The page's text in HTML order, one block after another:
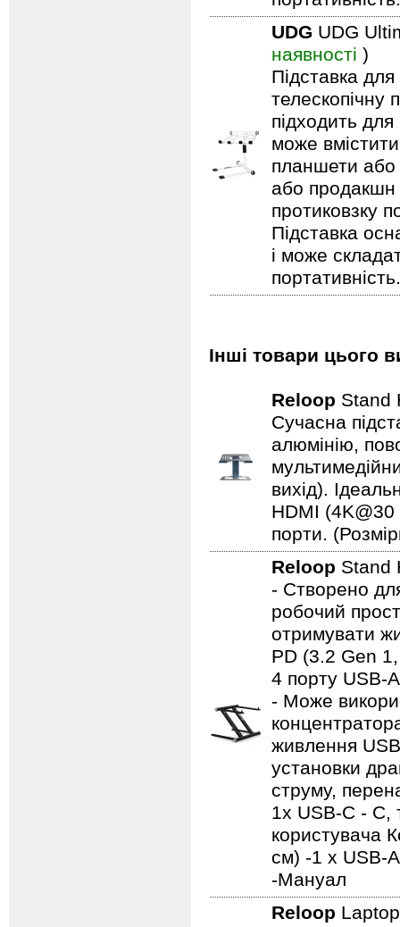
UDG UDG
наявності )
Підставка
підходить
може
планшети або
або продакшн
протиковзку
Підставка
і може
портативність.
Інші товари цього
Reloop Stand
Сучасна
алюмінію,
вихід).
HDMI (4K@30
порти.
Reloop Stand
- Створено
робочий
отримувати
PD (3.2 Gen
4 порту USB-
- Може
живлення
установки
струму,
1x USB-C - C,
користувача
см) -1 x USB-
-Мануал
Reloop